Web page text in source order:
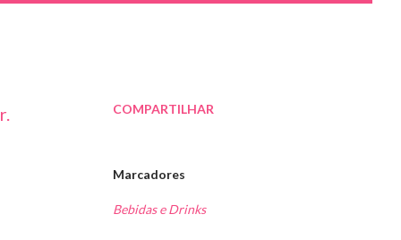
COMPARTILHAR
Marcadores
Bebidas e Drinks